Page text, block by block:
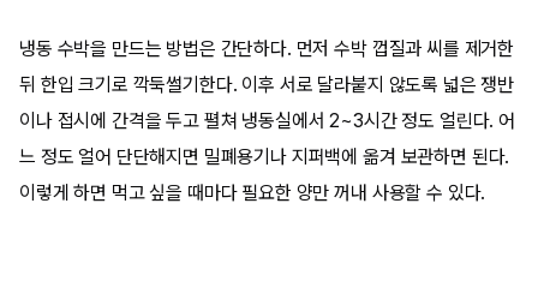
냉동 수박을 만드는 방법은 간단하다. 먼저 수박 껍질과 씨를 제거한
뒤 한입 크기로 깍둑썰기한다. 이후 서로 달라붙지 않도록 넓은 쟁반
이나 접시에 간격을 두고 펼쳐 냉동실에서 2~3시간 정도 얼린다. 어
느 정도 얼어 단단해지면 밀폐용기나 지퍼백에 옮겨 보관하면 된다.
이렇게 하면 먹고 싶을 때마다 필요한 양만 꺼내 사용할 수 있다.